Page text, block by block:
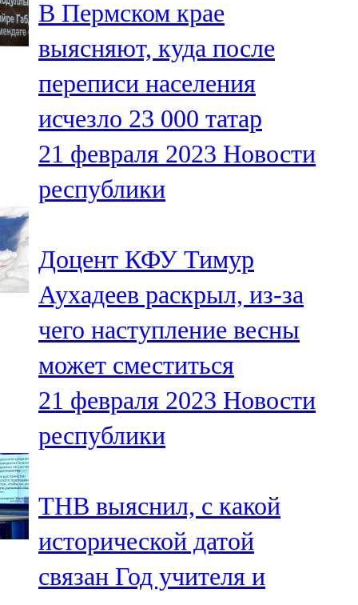
Түбән Кама
102,6 FM
Чирмешән
107,7 FM
Чистай
103,0 FM
91,0 FM
Шәмәрдән
102,3 FM
Яңа чишмә
107,0 FM
Яр Чаллы
В Пермском крае
выясняют, куда после
переписи населения
исчезло 23 000 татар
21 февраля 2023 Новости
республики
Доцент КФУ Тимур
Аухадеев раскрыл, из-за
чего наступление весны
может сместиться
21 февраля 2023 Новости
республики
ТНВ выяснил, с какой
исторической датой
связан Год учителя и